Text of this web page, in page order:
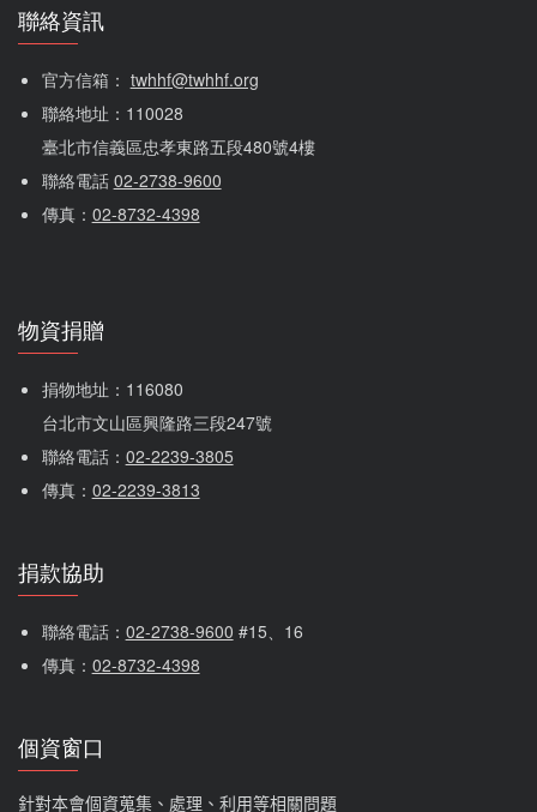
聯絡資訊
官方信箱： twhhf@twhhf.org
聯絡地址：110028
臺北市信義區忠孝東路五段480號4樓
聯絡電話 02-2738-9600
傳真： 02-8732-4398
物資捐贈
捐物地址：116080
台北市文山區興隆路三段247號
聯絡電話： 02-2239-3805
傳真： 02-2239-3813
捐款協助
聯絡電話： 02-2738-9600 #15、16
傳真： 02-8732-4398
個資窗口
針對本會個資蒐集、處理、利用等相關問題